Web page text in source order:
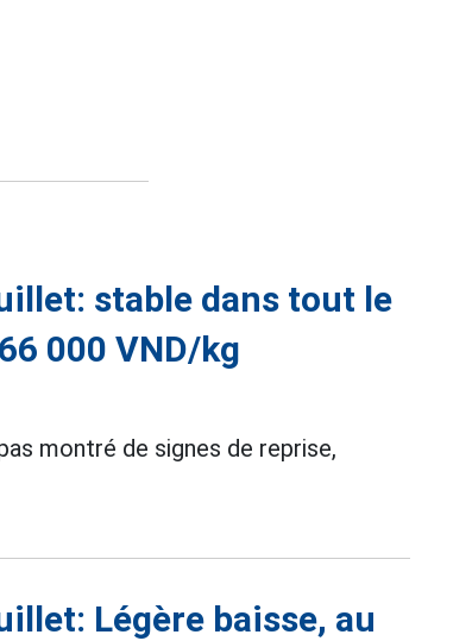
stable dans tout le
000 VND/kg
montré de signes de reprise,
Légère baisse, au